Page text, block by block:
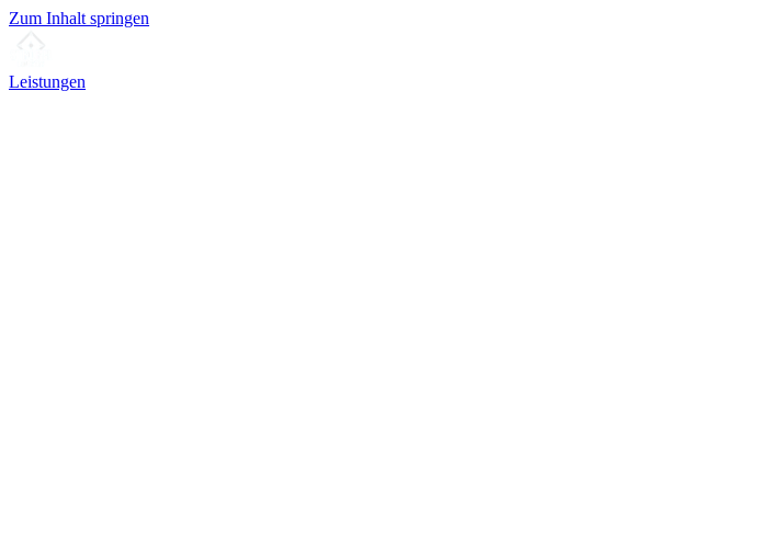
Zum Inhalt springen
Leistungen